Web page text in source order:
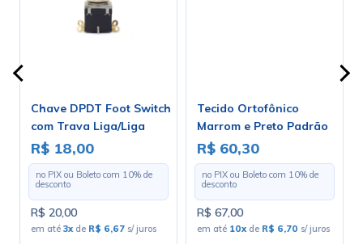
Chave DPDT Foot Switch
com Trava Liga/Liga
para Solda Fio - PBS-24-
202
R$ 18,00
no PIX ou Boleto com 10% de
desconto
R$ 20,00
em até3xde R$ 6,67 s/ juros
Tecido Ortofônico
Marrom e Preto Padrão
203-1-10 - Largura 1,30m
- Preço por Metro
R$ 60,30
no PIX ou Boleto com 10% de
desconto
R$ 67,00
em até 10xde R$ 6,70 s/ juros